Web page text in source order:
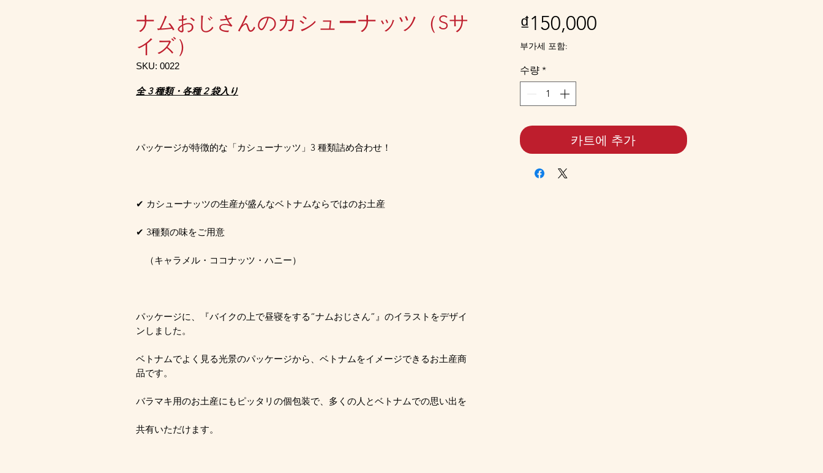
ナムおじさんのカシューナッツ（Sサ
イズ）
SKU: 0022
全 3 種類・各種 2 袋入り
パッケージが特徴的な「カシューナッツ」3 種類詰め合わせ！
✔ カシューナッツの生産が盛んなベトナムならではのお土産
✔ 3種類の味をご用意
（キャラメル・ココナッツ・ハニー）
パッケージに、『バイクの上で昼寝をする“ナムおじさん”』のイラストをデザイ
ンしました。
ベトナムでよく見る光景のパッケージから、ベトナムをイメージできるお土産商
品です。
バラマキ用のお土産にもピッタリの個包装で、多くの人とベトナムでの思い出を
共有いただけます。
₫150,000가
부가세 포함:
수량 *
카트에 추가